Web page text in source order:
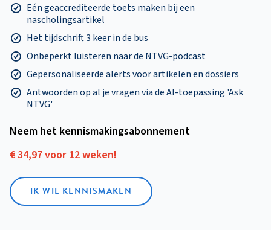
Eén geaccrediteerde toets maken bij een
nascholingsartikel
Het tijdschrift 3 keer in de bus
Onbeperkt luisteren naar de NTVG-podcast
Gepersonaliseerde alerts voor artikelen en dossiers
Antwoorden op al je vragen via de AI-toepassing 'Ask
NTVG'
Neem het kennismakings­abonnement
€ 34,97 voor 12 weken!
IK WIL KENNISMAKEN